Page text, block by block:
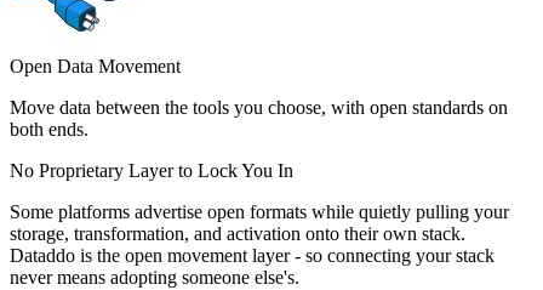
Open Data Movement
Move data between the tools you choose, with open standards on
both ends.
No Proprietary Layer to Lock You In
Some platforms advertise open formats while quietly pulling your
storage, transformation, and activation onto their own stack.
Dataddo is the open movement layer - so connecting your stack
never means adopting someone else's.